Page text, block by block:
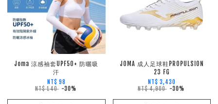
Joma 涼感袖套UPF50+ 防曬吸
汗
NT$ 98
NT$ 140 -30%
JOMA 成人足球鞋PROPULSION
23 FG
NT$ 3,430
NT$ 4,900 -30%